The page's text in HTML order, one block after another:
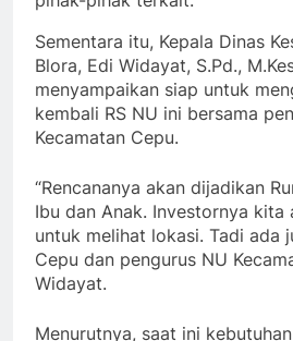
Sementara itu, Kepala Dinas
Blora, Edi Widayat, S.Pd.,
menyampaikan siap untuk
kembali RS NU ini bersama
Kecamatan Cepu.
“Rencananya akan dijadikan
Ibu dan Anak. Investornya kita
untuk melihat lokasi. Tadi ada
Cepu dan pengurus NU
Widayat.
Menurutnya, saat ini